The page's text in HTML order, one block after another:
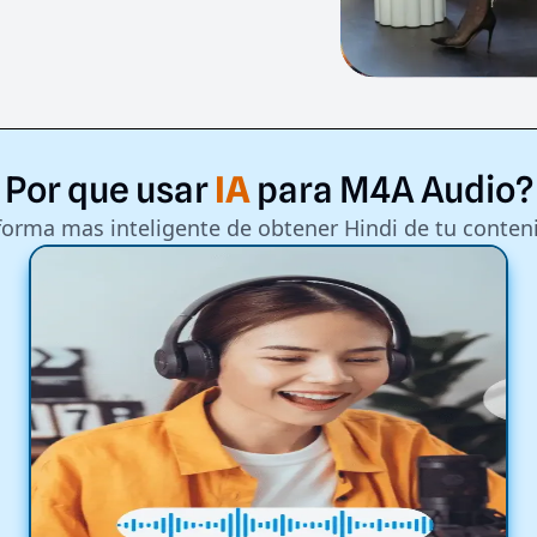
Porque usar IA para M4AAudio?
mas inteligente de obtener Hindi de tu